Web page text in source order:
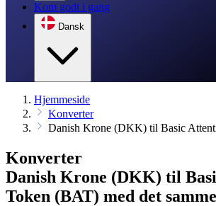
Kom godt i gang
Dansk
Hjemmeside
Konverter
Danish Krone (DKK) til Basic
Konverter
Danish Krone (DKK) til
Token (BAT) med det samme